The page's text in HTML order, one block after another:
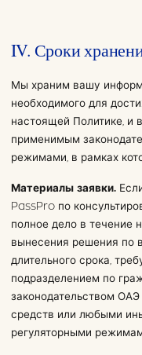
IV. Сроки
Мы храним вашу
необходимого для
настоящей Политике, и
применимым
режимами, в рамках
Материалы заявки.
PassPro по
полное дело в течение
вынесения решения по
длительного срока,
подразделением по
законодательством
средств или любыми
регуляторными